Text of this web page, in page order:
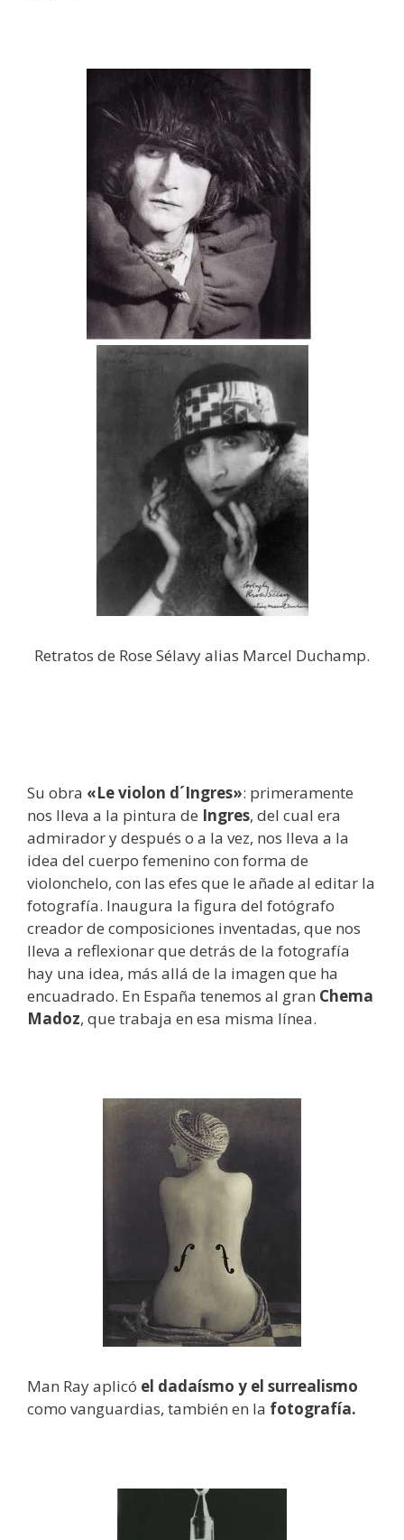
Retratos de Rose Sélavy alias Marcel Duchamp.
Su obra «Le violon d´Ingres»: primeramente
nos lleva a la pintura de Ingres, del cual era
admirador y después o a la vez, nos lleva a la
idea del cuerpo femenino con forma de
violonchelo, con las efes que le añade al editar la
fotografía. Inaugura la figura del fotógrafo
creador de composiciones inventadas, que nos
lleva a reflexionar que detrás de la fotografía
hay una idea, más allá de la imagen que ha
encuadrado. En España tenemos al gran Chema
Madoz, que trabaja en esa misma línea.
Man Ray aplicó el dadaísmo y el surrealismo
como vanguardias, también en la fotografía.